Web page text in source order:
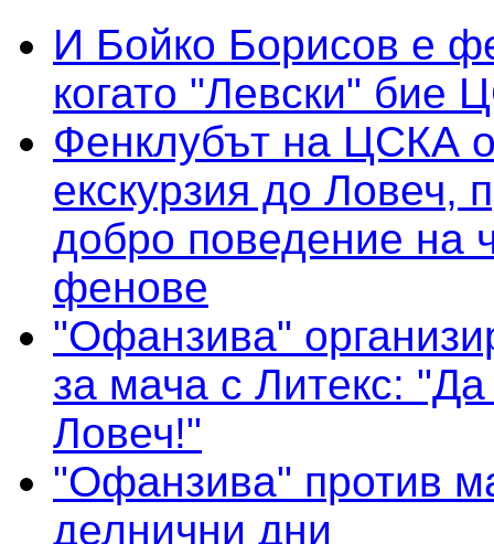
И Бойко Борисов е
когато "Левски" бие
Фенклубът на ЦСКА
екскурзия до Ловеч,
добро поведение на
фенове
"Офанзива"
за мача с Литекс:
Ловеч!"
"Офанзива" против
делнични дни